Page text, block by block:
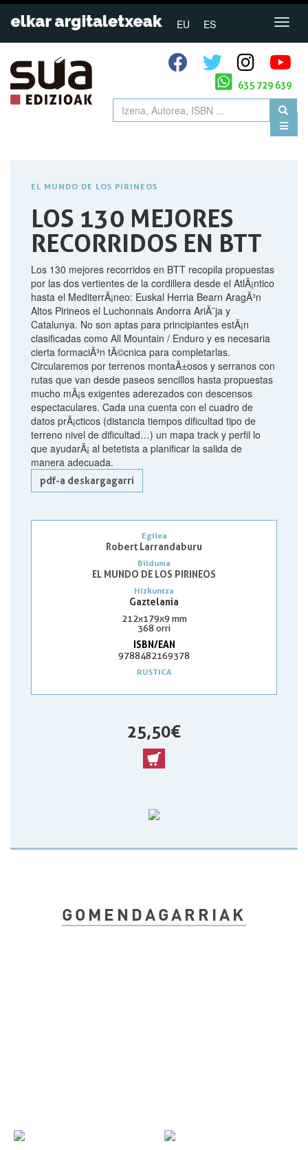
EU ES
635 729 639
EL MUNDO DE LOS PIRINEOS
LOS 130 MEJORES
RECORRIDOS EN BTT
Los 130 mejores recorridos en BTT recopila propuestas
por las dos vertientes de la cordillera desde el AtlÃ¡ntico
hasta el MediterrÃ¡neo: Euskal Herria Bearn AragÃ³n
Altos Pirineos el Luchonnais Andorra AriÃ¨ja y
Catalunya. No son aptas para principiantes estÃ¡n
clasificadas como All Mountain / Enduro y es necesaria
cierta formaciÃ³n tÃ©cnica para completarlas.
Circularemos por terrenos montaÃ±osos y serranos con
rutas que van desde paseos sencillos hasta propuestas
mucho mÃ¡s exigentes aderezados con descensos
espectaculares. Cada una cuenta con el cuadro de
datos prÃ¡cticos (distancia tiempos dificultad tipo de
terreno nivel de dificultad…) un mapa track y perfil lo
que ayudarÃ¡ al betetista a planificar la salida de
manera adecuada.
pdf-a deskargagarri
Egilea
Robert Larrandaburu
Bilduma
EL MUNDO DE LOS PIRINEOS
Hizkuntza
Gaztelania
212x179x9 mm
368 orri
ISBN/EAN
9788482169378
RUSTICA
25,50 €
GOMENDAGARRIAK